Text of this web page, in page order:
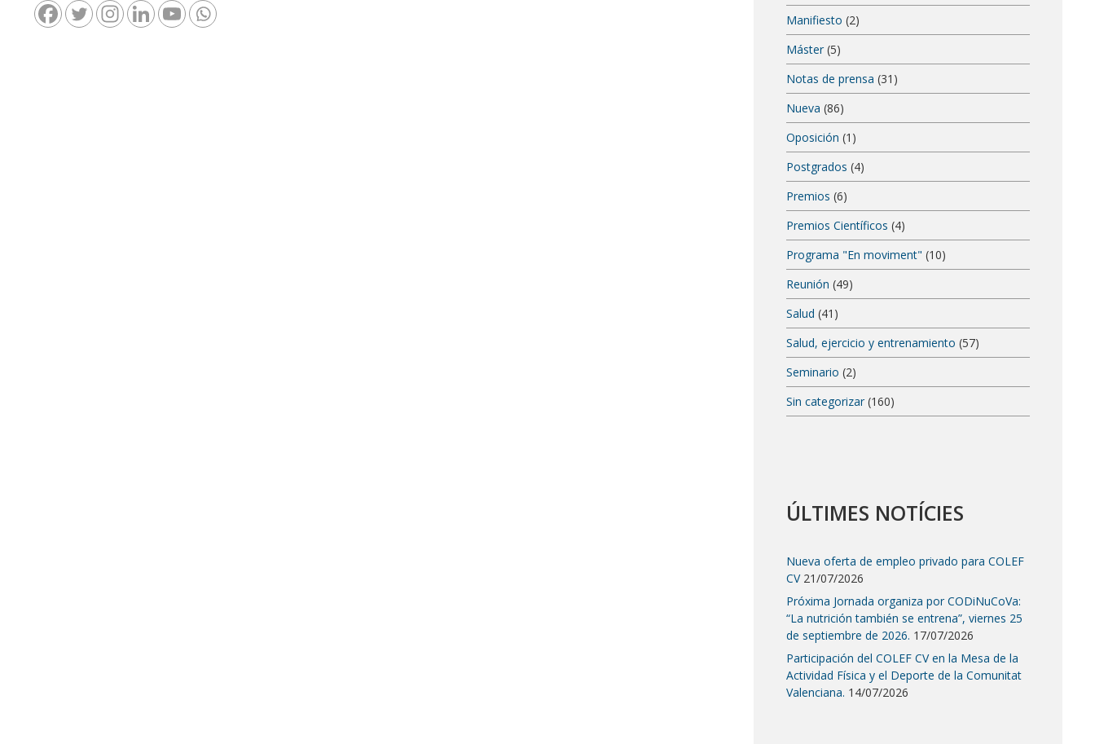
Manifiesto (2)
Máster(5)
Notas de prensa (31)
Nueva (86)
Oposición (1)
Postgrados (4)
Premios (6)
Premios Científicos (4)
Programa "En moviment" (10)
Reunión (49)
Salud (41)
Salud, ejercicio y entrenamiento (57)
Seminario (2)
Sin categorizar(160)
ÚLTIMES NOTÍCIES
Nueva oferta de empleo privado para COLEF
CV 21/07/2026
Próxima Jornada organiza por CODiNuCoVa:
“La nutrición también se entrena”, viernes 25
de septiembre de 2026. 17/07/2026
Participación del COLEF CV en la Mesa de la
Actividad Física y el Deporte de la Comunitat
Valenciana. 14/07/2026